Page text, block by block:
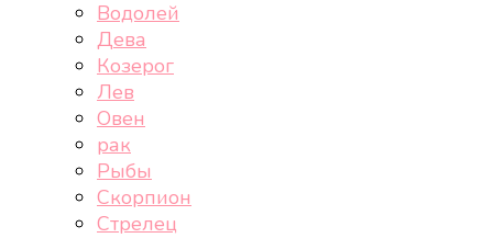
Водолей
Дева
Козерог
Лев
Овен
рак
Рыбы
Скорпион
Стрелец